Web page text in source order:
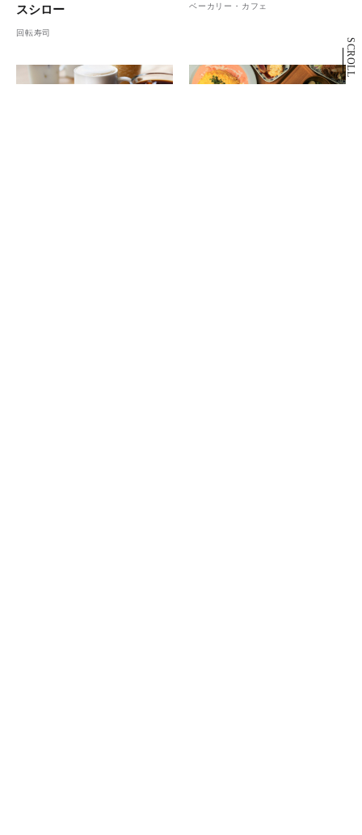
SCROLL
スシロー
回転寿司
ベーカリー・カフェ